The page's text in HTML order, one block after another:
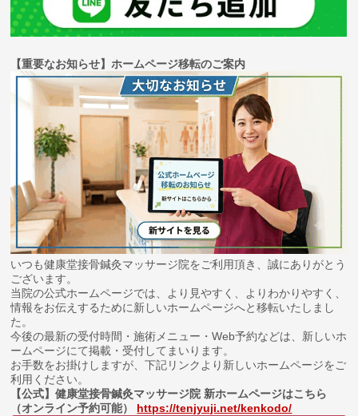
【重要なお知らせ】ホームページ移転のご案内
いつも健康堂接骨鍼灸マッサージ院をご利用頂き、誠にありがとう
ございます。
当院の公式ホームページでは、より見やすく、よりわかりやすく、
情報をお伝えするために新しいホームページへと移転いたしまし
た。
今後の最新の受付時間・施術メニュー・Web予約などは、新しいホ
ームページにて掲載・受付してまいります。
お手数をお掛けしますが、下記リンクより新しいホームページをご
利用ください。
【公式】健康堂接骨鍼灸マッサージ院 新ホームページはこちら
（オンライン予約可能） https://tenjyuji.net/kenkodo/